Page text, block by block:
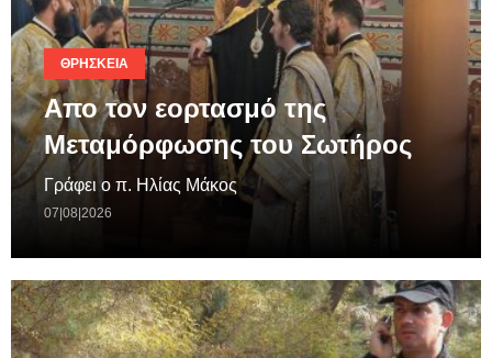
ΘΡΗΣΚΕΊΑ
Απο τον εορτασμό της
Μεταμόρφωσης του Σωτήρος
Γράφει ο π. Ηλίας Μάκος
07|08|2026